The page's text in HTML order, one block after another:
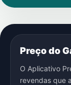
Preço do
O Aplicativo
revendas que